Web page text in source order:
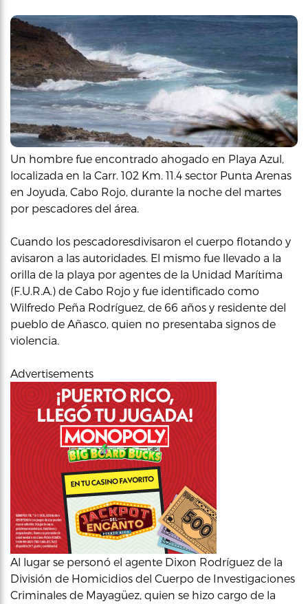
Un hombre fue encontrado ahogado en Playa Azul,
localizada en la Carr. 102 Km. 11.4 sector Punta Arenas
en Joyuda, Cabo Rojo, durante la noche del martes
por pescadores del área.
Cuando los pescadoresdivisaron el cuerpo flotando y
avisaron a las autoridades. El mismo fue llevado a la
orilla de la playa por agentes de la Unidad Marítima
(F.U.R.A.) de Cabo Rojo y fue identificado como
Wilfredo Peña Rodríguez, de 66 años y residente del
pueblo de Añasco, quien no presentaba signos de
violencia.
Advertisements
Al lugar se personó el agente Dixon Rodríguez de la
División de Homicidios del Cuerpo de Investigaciones
Criminales de Mayagüez, quien se hizo cargo de la